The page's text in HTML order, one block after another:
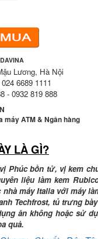
Lương, Hà Nội
6689 1111
- 0932 819 888
máy ATM & Ngân hàng
Ngân hàng Ngoại thương Việt
Chi nhánh:
Chủ TK:
Công ty TNHH
Số TK:
069 1000 886 001
Ngân hàng Ngoại thương Việt
Chi nhánh:
Chi nhánh Tây Hà
Chủ TK:
Công ty TNHH
Số TK:
LÀ GÌ?
Phúc bồn tử, vị kem
liệu làm kem
máy Italia với máy
Techfrost, tủ trưng
ăn không hoặc sử
quả.